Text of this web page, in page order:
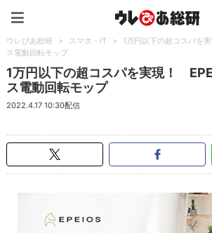
ウレぴあ総研 > スマホ・IT >
1万円以下の超コスパを
ス電動回転モップ
1万円以下の超コスパを実現！
ス電動回転モップ
2022.4.17 10:30配信